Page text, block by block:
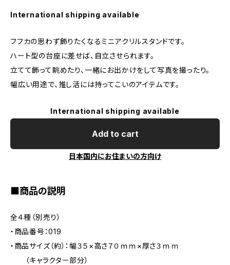
International shipping available
フフカの思わず飾りたくなるミニアクリルスタンドです。
ハート型の台座に差せば、自立させられます。
立てて飾って眺めたり、一緒にお出かけをして写真を撮ったり。
幅広い用途で、推し活には持ってこいのアイテムです。
International shipping available
Add to cart
日本国内にお住まいの方向け
■商品の説明
全４種（別売り）
・商品番号：019
・商品サイズ（約）：幅３５×高さ７０ｍｍ×厚さ３ｍｍ
（キャラクター部分）